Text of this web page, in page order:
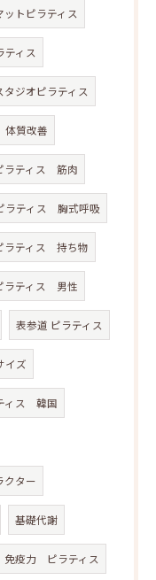
ットピラティス
ィス
タジオピラティス
体質改善
ラティス 筋肉
ラティス 胸式呼吸
ラティス 持ち物
ラティス 男性
表参道 ピラティス
イズ
ィス 韓国
ター
基礎代謝
免疫力 ピラティス